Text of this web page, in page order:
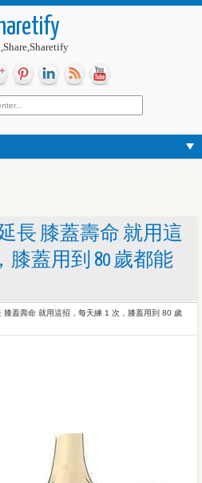
長 膝蓋壽命 就用這
膝蓋用到 80 歲都能
膝蓋壽命 就用這招，每天練 1 次，膝蓋用到 80 歲